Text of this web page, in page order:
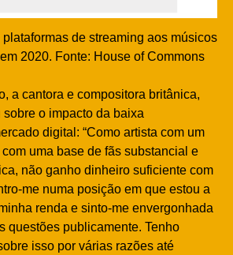
de streaming aos músicos
2020. Fonte: House of Commons
a cantora e compositora britânica,
o impacto da baixa
digital: “Como artista com um
uma base de fãs substancial e
não ganho dinheiro suficiente com
me numa posição em que estou a
renda e sinto-me envergonhada
questões publicamente. Tenho
isso por várias razões até